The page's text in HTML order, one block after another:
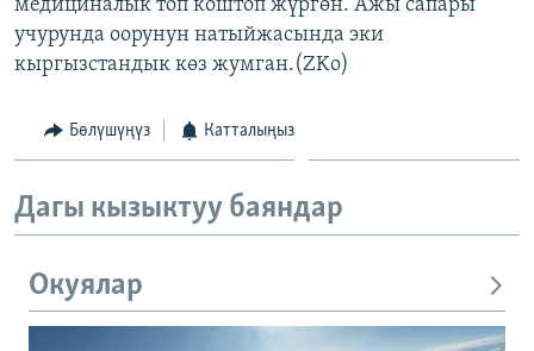
медициналык топ коштоп жүргөн. Ажы сапары
учурунда оорунун натыйжасында эки
кыргызстандык көз жумган.(ZKo)
Бөлүшүңүз Катталыңыз
Дагы кызыктуу баяндар
Окуялар